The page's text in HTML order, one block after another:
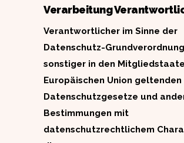
Verarbeitung
Verantwortlicher im Sinne der
Datenschutz-
sonstiger in den
Europäischen Union geltenden
Datenschutzgesetze und
Bestimmungen mit
datenschutzrechtlichem